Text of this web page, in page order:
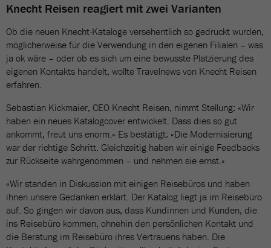
Knecht Reisen reagiert mit zwei Varianten
Ob die neuen Knecht-Kataloge versehentlich so gedruckt wurden,
möglicherweise für die Verwendung in den eigenen Filialen – was
ja ok wäre – oder ob es sich um eine bewusste Platzierung des
eigenen Kontakts handelt, wollte Travelnews von Knecht Reisen
erfahren.
Sebastian Kickmaier, CEO Knecht Reisen, nimmt Stellung: «Wir
haben ein neues Katalogcover entwickelt. Dass dies so gut
ankommt, freut uns enorm.» Es bestätigt: «Die Modernisierung
war der richtige Schritt. Gleichzeitig haben wir einige Feedbacks
zur Rückseite wahrgenommen – und nehmen sie ernst.»
«Wir standen in Diskussion mit einigen Reisebüros und haben
ihnen unsere Gedanken erklärt. Der Katalog liegt ja im Reisebüro
auf. So gingen wir davon aus, dass Kundinnen und Kunden, die
ins Reisebüro kommen, ohnehin den persönlichen Kontakt und
die Beratung im Reisebüro ihres Vertrauens haben. Die